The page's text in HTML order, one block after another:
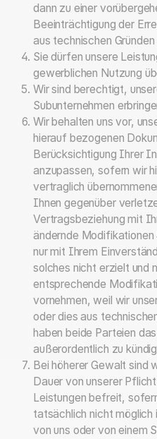
dann zu einer
Beeinträchtigung der
aus technischen
Sie dürfen unsere
gewerblichen Nutzung
Wir sind berechtigt,
Subunternehmen
Wir behalten uns vor,
hierauf bezogenen
Berücksichtigung Ihrer
anzupassen, sofern wir
vertraglich
Ihnen gegenüber
Vertragsbeziehung mit
ändernde Modifikationen
nur mit Ihrem
solches nicht erzielt und
entsprechende
vornehmen, weil wir
oder dies aus
haben beide Parteien
außerordentlich zu
Bei höherer Gewalt sind
Dauer von unserer
Leistungen befreit,
tatsächlich nicht
von uns oder von einem